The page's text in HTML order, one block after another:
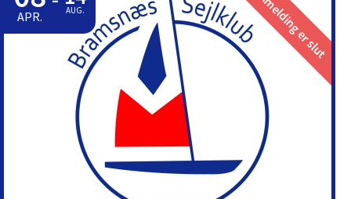
APR. AUG. Tilmelding er slut